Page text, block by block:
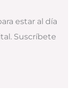
estar al día
Suscríbete